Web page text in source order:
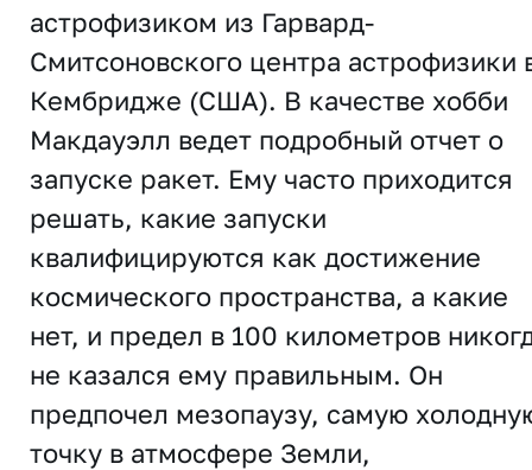
астрофизиком из Гарвард-
Смитсоновского центра астрофизики
Кембридже (США). В качестве хобби
Макдауэлл ведет подробный отчет о
запуске ракет. Ему часто приходится
решать, какие запуски
квалифицируются как достижение
космического пространства, а какие
нет, и предел в 100 километров
не казался ему правильным. Он
предпочел мезопаузу, самую
точку в атмосфере Земли,